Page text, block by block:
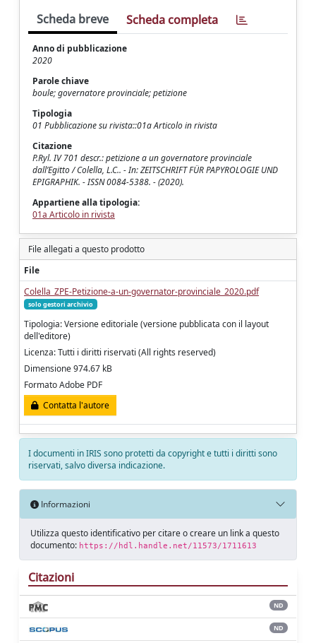
Scheda breve Scheda completa
Anno di pubblicazione
2020
Parole chiave
boule; governatore provinciale; petizione
Tipologia
01 Pubblicazione su rivista::01a Articolo in rivista
Citazione
P.Ryl. IV 701 descr.: petizione a un governatore provinciale
dall’Egitto / Colella, L.C.. - In: ZEITSCHRIFT FÜR PAPYROLOGIE UND
EPIGRAPHIK. - ISSN 0084-5388. - (2020).
Appartiene alla tipologia:
01a Articolo in rivista
File allegati a questo prodotto
File
Colella_ZPE-Petizione-a-un-governator-provinciale_2020.pdf
solo gestori archivio
Tipologia: Versione editoriale (versione pubblicata con il layout
dell'editore)
Licenza: Tutti i diritti riservati (All rights reserved)
Dimensione 974.67 kB
Formato Adobe PDF
Contatta l'autore
I documenti in IRIS sono protetti da copyright e tutti i diritti sono
riservati, salvo diversa indicazione.
Informazioni
Utilizza questo identificativo per citare o creare un link a questo
documento: https://hdl.handle.net/11573/1711613
Citazioni
ND
ND